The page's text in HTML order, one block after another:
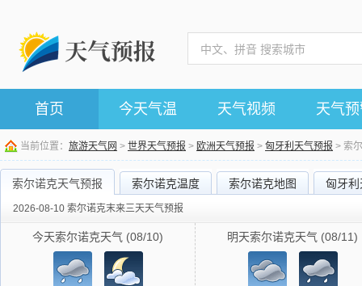
首页 今天气温 天气视频 天气
当前位置： 旅游天气网 > 世界天气预报 > 欧洲天气预报 > 匈牙利天气预报 > 索
索尔诺克天气预报 索尔诺克温度 索尔诺克地图 匈牙利
2026-08-10 索尔诺克末来三天天气预报
今天索尔诺克天气 (08/10) 明天索尔诺克天气 (08/11)